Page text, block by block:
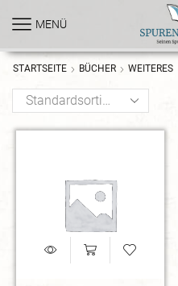
MENÜ
STARTSEITE BÜCHER WEITERES